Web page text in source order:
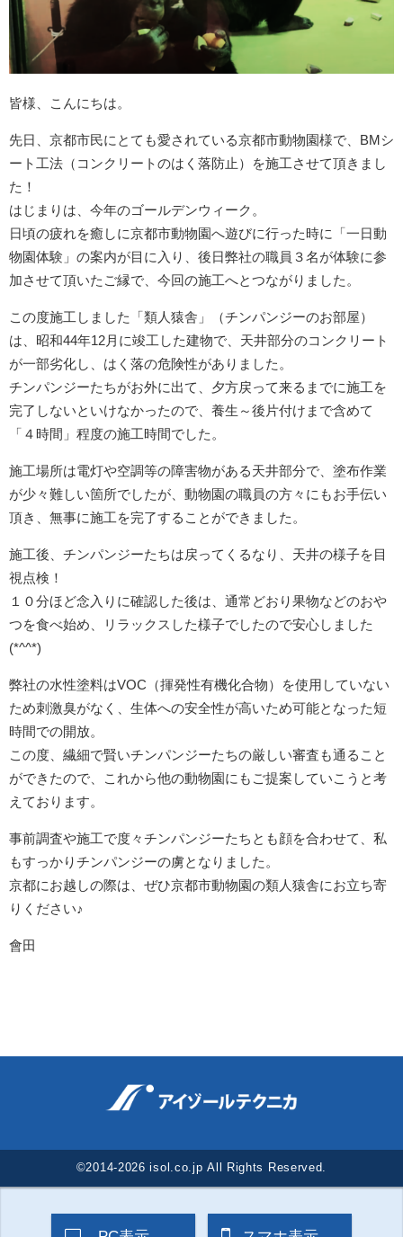
皆様、こんにちは。
先日、京都市民にとても愛されている京都市動物園様で、BMシ
ート工法（コンクリートのはく落防止）を施工させて頂きまし
た！
はじまりは、今年のゴールデンウィーク。
日頃の疲れを癒しに京都市動物園へ遊びに行った時に「一日動
物園体験」の案内が目に入り、後日弊社の職員３名が体験に参
加させて頂いたご縁で、今回の施工へとつながりました。
この度施工しました「類人猿舎」（チンパンジーのお部屋）
は、昭和44年12月に竣工した建物で、天井部分のコンクリート
が一部劣化し、はく落の危険性がありました。
チンパンジーたちがお外に出て、夕方戻って来るまでに施工を
完了しないといけなかったので、養生～後片付けまで含めて
「４時間」程度の施工時間でした。
施工場所は電灯や空調等の障害物がある天井部分で、塗布作業
が少々難しい箇所でしたが、動物園の職員の方々にもお手伝い
頂き、無事に施工を完了することができました。
施工後、チンパンジーたちは戻ってくるなり、天井の様子を目
視点検！
１０分ほど念入りに確認した後は、通常どおり果物などのおや
つを食べ始め、リラックスした様子でしたので安心しました
(*^^*)
弊社の水性塗料はVOC（揮発性有機化合物）を使用していない
ため刺激臭がなく、生体への安全性が高いため可能となった短
時間での開放。
この度、繊細で賢いチンパンジーたちの厳しい審査も通ること
ができたので、これから他の動物園にもご提案していこうと考
えております。
事前調査や施工で度々チンパンジーたちとも顔を合わせて、私
もすっかりチンパンジーの虜となりました。
京都にお越しの際は、ぜひ京都市動物園の類人猿舎にお立ち寄
りください♪
會田
©2014-2026 isol.co.jp All Rights Reserved.